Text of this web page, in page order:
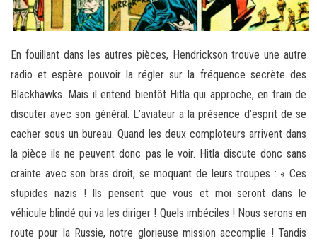
En fouillant dans les autres pièces, Hendrickson trouve une autre
radio et espère pouvoir la régler sur la fréquence secrète des
Blackhawks. Mais il entend bientôt Hitla qui approche, en train de
discuter avec son général. L’aviateur a la présence d’esprit de se
cacher sous un bureau. Quand les deux comploteurs arrivent dans
la pièce ils ne peuvent donc pas le voir. Hitla discute donc sans
crainte avec son bras droit, se moquant de leurs troupes : « Ces
stupides nazis ! Ils pensent que vous et moi seront dans le
véhicule blindé qui va les diriger ! Quels imbéciles ! Nous serons en
route pour la Russie, notre glorieuse mission accomplie ! Tandis